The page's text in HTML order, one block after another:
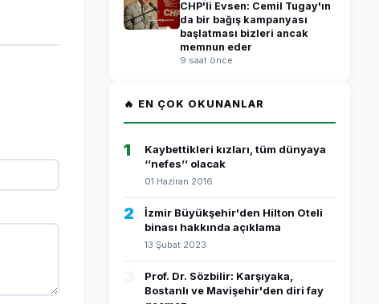
CHP'li Evsen: Cemil Tugay'ın
da bir bağış kampanyası
başlatması bizleri ancak
memnun eder
9 saat önce
🔥 EN ÇOK OKUNANLAR
1
Kaybettikleri kızları, tüm dünyaya
‘’nefes’’ olacak
01 Haziran 2016
2
İzmir Büyükşehir'den Hilton Oteli
binası hakkında açıklama
13 Şubat 2023
Prof. Dr. Sözbilir: Karşıyaka,
Bostanlı ve Mavişehir'den diri fay